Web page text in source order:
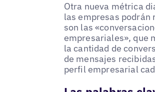
Otra nueva métrica
las empresas podrán
son las
empresariales», que
la cantidad de
de mensajes
perfil empresarial